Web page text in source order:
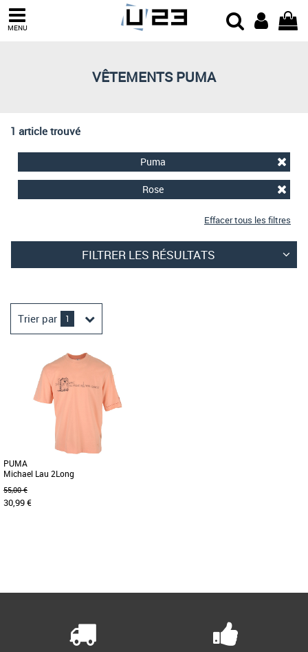
MENU
VÊTEMENTS PUMA
1 article trouvé
Puma
Rose
Effacer tous les filtres
FILTRER LES RÉSULTATS
Trier par 1
Trier par
Meilleures remises
PUMA
Michael Lau 2Long
55,00 €
30,99 €